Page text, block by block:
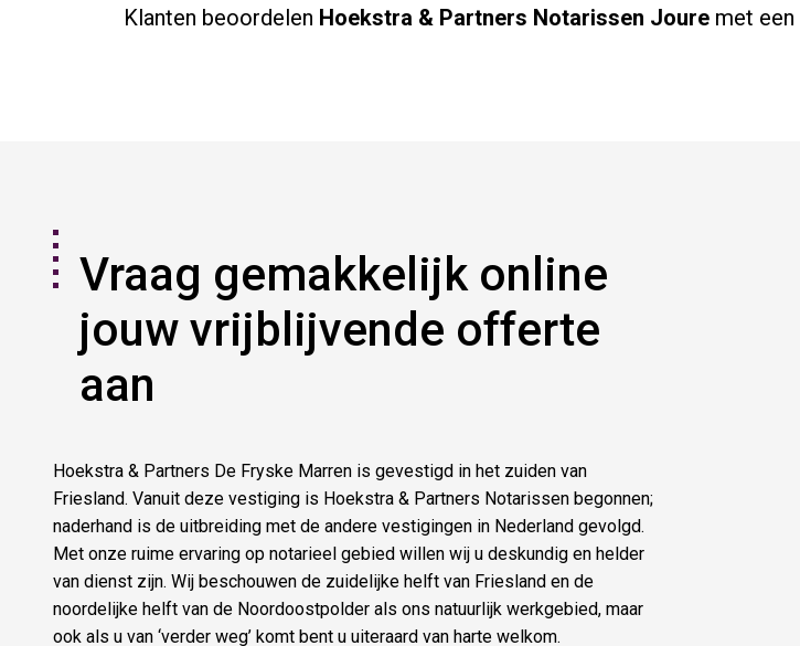
Klanten beoordelen Hoekstra & Partners Notarissen Joure met een
Vraag gemakkelijk online
jouw vrijblijvende offerte
aan
Hoekstra & Partners De Fryske Marren is gevestigd in het zuiden van
Friesland. Vanuit deze vestiging is Hoekstra & Partners Notarissen begonnen;
naderhand is de uitbreiding met de andere vestigingen in Nederland gevolgd.
Met onze ruime ervaring op notarieel gebied willen wij u deskundig en helder
van dienst zijn. Wij beschouwen de zuidelijke helft van Friesland en de
noordelijke helft van de Noordoostpolder als ons natuurlijk werkgebied, maar
ook als u van ‘verder weg’ komt bent u uiteraard van harte welkom.